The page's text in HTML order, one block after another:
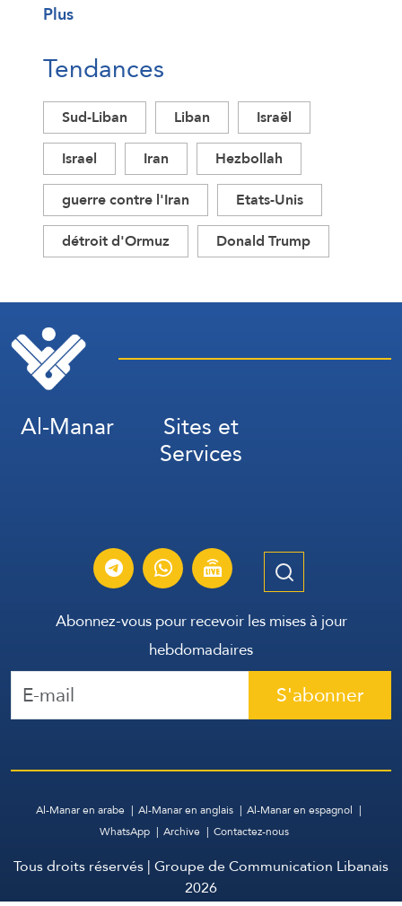
Plus
Tendances
Sud-Liban Liban
Israël
Israel
Iran
Hezbollah
guerre contre l'Iran
Etats-Unis
détroit d'Ormuz
Donald Trump
Al-Manar Sites et
Services
Abonnez-vous pour recevoir les mises à jour
hebdomadaires
S'abonner
Al-Manar en arabe Al-Manar en anglais
Al-Manar en espagnol
WhatsApp
Archive Contactez-nous
Tous droits réservés | Groupe de Communication Libanais
2026